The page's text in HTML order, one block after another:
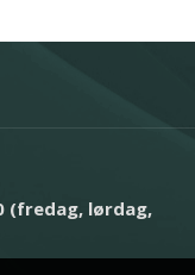
(fredag, lørdag,